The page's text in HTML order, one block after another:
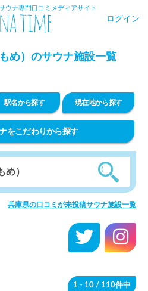
ウナ専門口コミメディアサイト
ログイン
め）のサウナ施設一覧
駅名から探す 現在地から探す
をこだわりから探す
兵庫県の口コミが未投稿サウナ施設一覧
1 - 10 / 110件中